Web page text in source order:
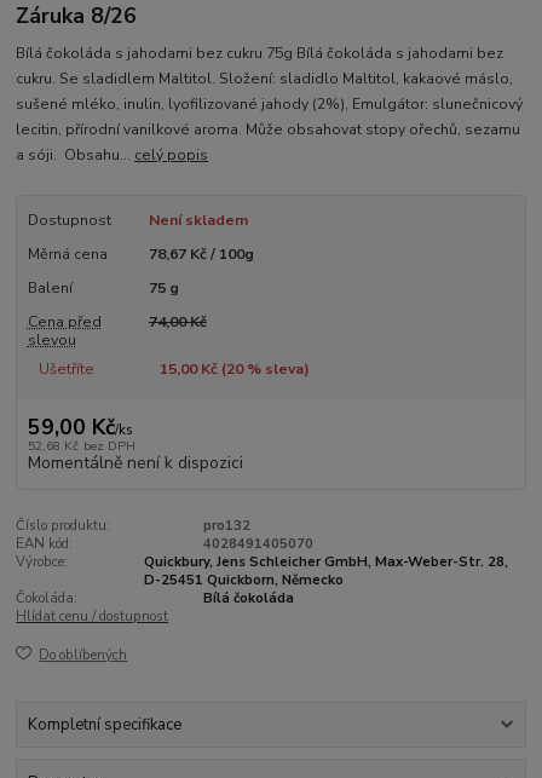
Záruka 8/26
Bílá čokoláda s jahodami bez cukru 75g Bílá čokoláda s jahodami bez
cukru. Se sladidlem Maltitol. Složení: sladidlo Maltitol, kakaové máslo,
sušené mléko, inulin, lyofilizované jahody (2%), Emulgátor: slunečnicový
lecitin, přírodní vanilkové aroma. Může obsahovat stopy ořechů, sezamu
a sóji. Obsahu... celý popis
Dostupnost
Není skladem
Měrná cena
78,67 Kč / 100g
Balení
75 g
Cena před
slevou
74,00 Kč
Ušetříte 15,00 Kč (20% sleva)
59,00 Kč/ks
52,68 Kč bez DPH
Momentálně není k dispozici
Číslo produktu:
pro132
EAN kód:
4028491405070
Výrobce:
Quickbury, Jens Schleicher GmbH, Max-Weber-Str. 28,
D-25451 Quickborn, Německo
Čokoláda:
Bílá čokoláda
Hlídat cenu / dostupnost
Do oblíbených
Kompletní specifikace